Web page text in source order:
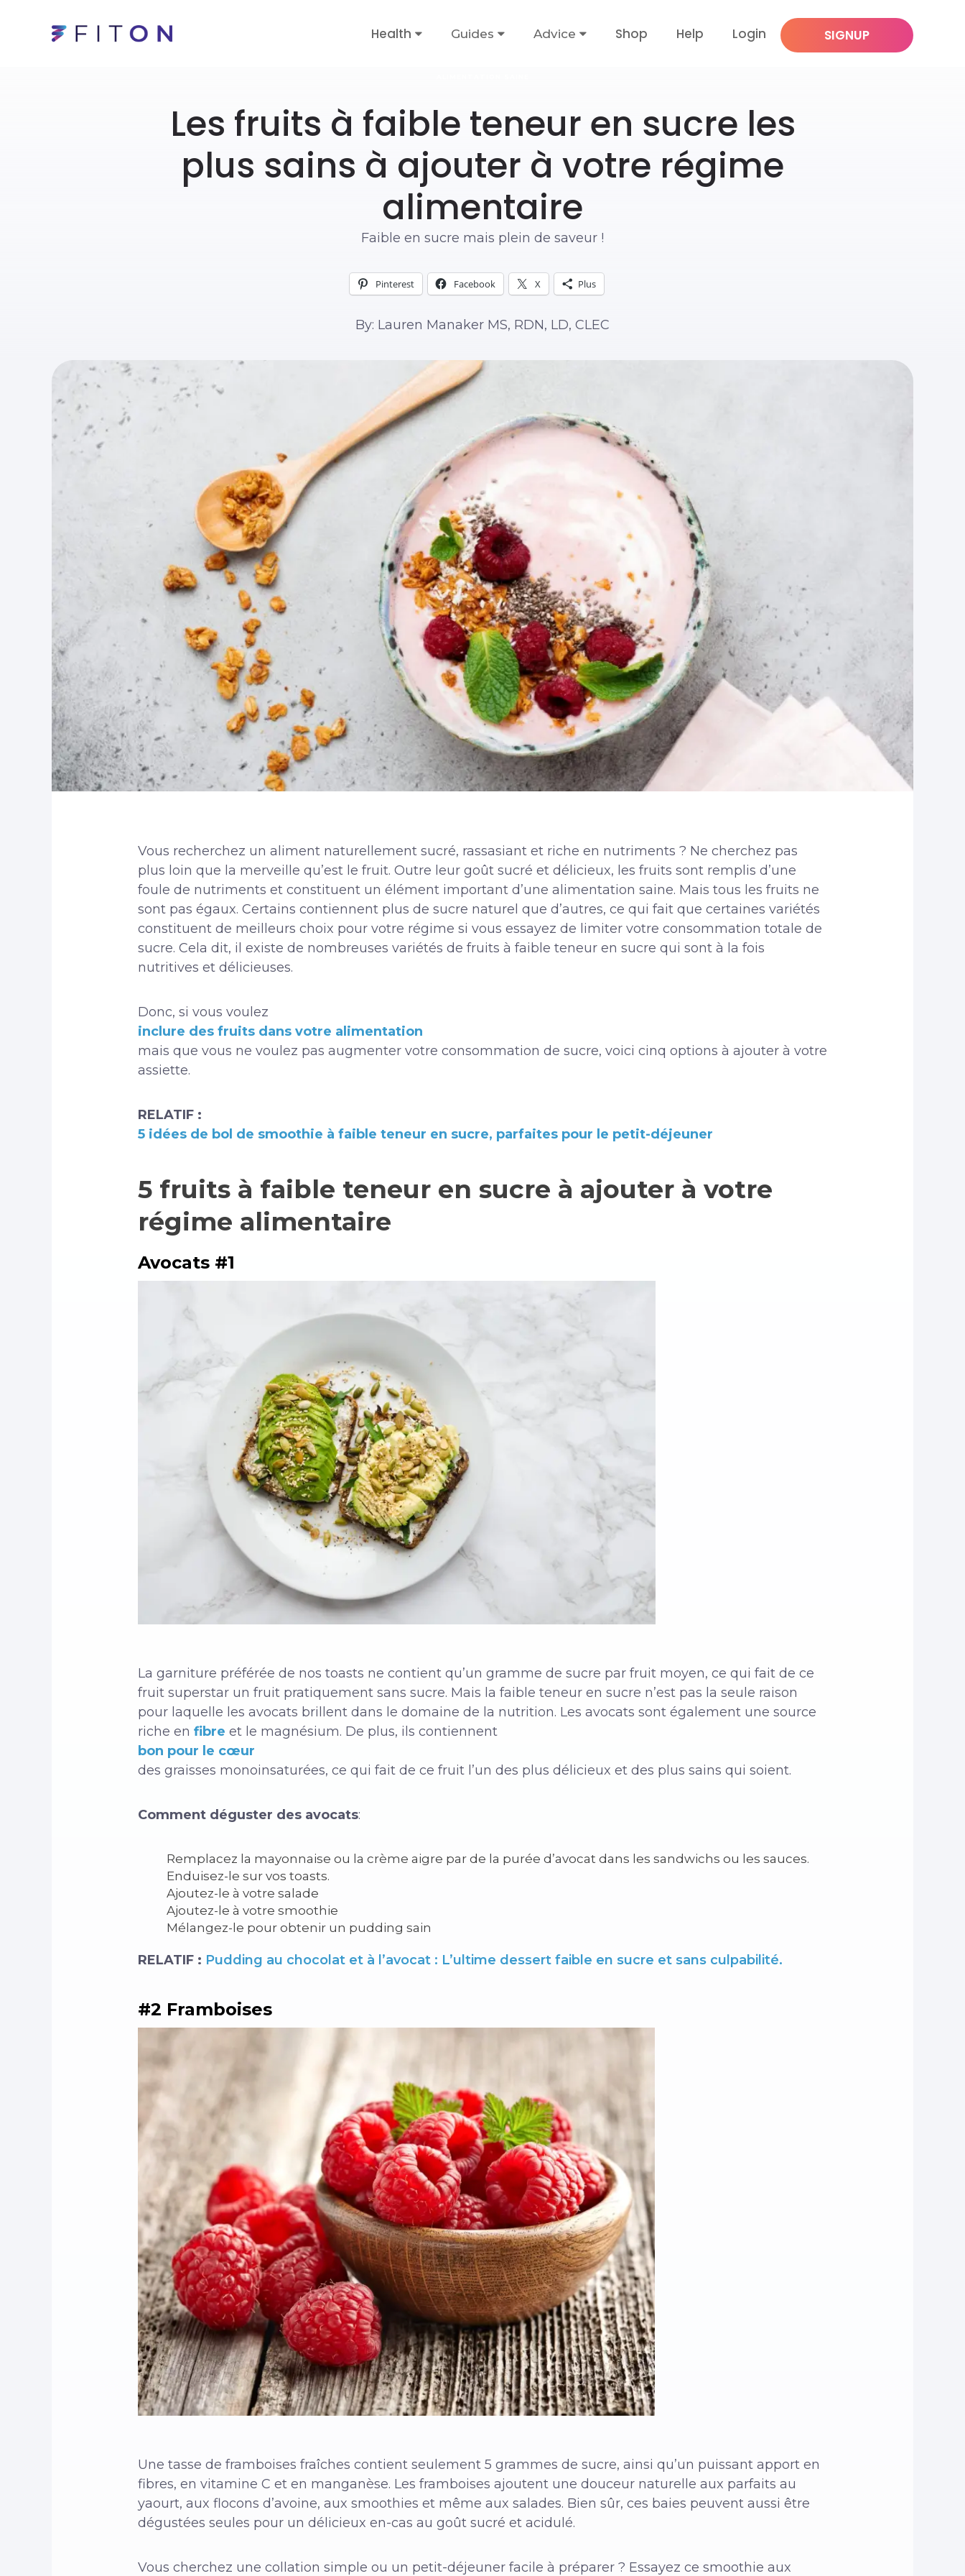
Health Guides Advice Shop Help Login SIGNUP
Les fruits à faible teneur en sucre les
plus sains à ajouter à votre régime
alimentaire
Faible en sucre mais plein de saveur !
Pinterest Facebook X Plus
By: Lauren Manaker MS, RDN, LD, CLEC
Vous recherchez un aliment naturellement sucré, rassasiant et riche en nutriments ? Ne cherchez pas
plus loin que la merveille qu’est le fruit. Outre leur goût sucré et délicieux, les fruits sont remplis d’une
foule de nutriments et constituent un élément important d’une alimentation saine. Mais tous les fruits ne
sont pas égaux. Certains contiennent plus de sucre naturel que d’autres, ce qui fait que certaines variétés
constituent de meilleurs choix pour votre régime si vous essayez de limiter votre consommation totale de
sucre. Cela dit, il existe de nombreuses variétés de fruits à faible teneur en sucre qui sont à la fois
nutritives et délicieuses.
Donc, si vous voulez
inclure des fruits dans votre alimentation
mais que vous ne voulez pas augmenter votre consommation de sucre, voici cinq options à ajouter à votre
assiette.
RELATIF :
5 idées de bol de smoothie à faible teneur en sucre, parfaites pour le petit-déjeuner
5 fruits à faible teneur en sucre à ajouter à votre
régime alimentaire
Avocats #1
La garniture préférée de nos toasts ne contient qu’un gramme de sucre par fruit moyen, ce qui fait de ce
fruit superstar un fruit pratiquement sans sucre. Mais la faible teneur en sucre n’est pas la seule raison
pour laquelle les avocats brillent dans le domaine de la nutrition. Les avocats sont également une source
riche en fibre et le magnésium. De plus, ils contiennent
bon pour le cœur
des graisses monoinsaturées, ce qui fait de ce fruit l’un des plus délicieux et des plus sains qui soient.
Comment déguster des avocats:
Remplacez la mayonnaise ou la crème aigre par de la purée d’avocat dans les sandwichs ou les sauces.
Enduisez-le sur vos toasts.
Ajoutez-le à votre salade
Ajoutez-le à votre smoothie
Mélangez-le pour obtenir un pudding sain
RELATIF : Pudding au chocolat et à l’avocat : L’ultime dessert faible en sucre et sans culpabilité.
#2 Framboises
Une tasse de framboises fraîches contient seulement 5 grammes de sucre, ainsi qu’un puissant apport en
fibres, en vitamine C et en manganèse. Les framboises ajoutent une douceur naturelle aux parfaits au
yaourt, aux flocons d’avoine, aux smoothies et même aux salades. Bien sûr, ces baies peuvent aussi être
dégustées seules pour un délicieux en-cas au goût sucré et acidulé.
Vous cherchez une collation simple ou un petit-déjeuner facile à préparer ? Essayez ce smoothie aux